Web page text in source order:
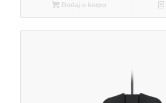
Dodaj u korpu